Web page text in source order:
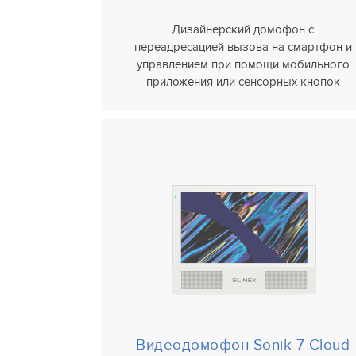
Дизайнерский домофон с
переадресацией вызова на смартфон и
управлением при помощи мобильного
приложения или сенсорных кнопок
Видеодомофон Sonik 7 Cloud